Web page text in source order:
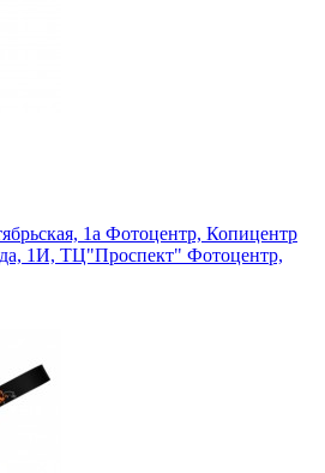
1а Фотоцентр, Копицентр
1И, ТЦ"Проспект" Фотоцентр,